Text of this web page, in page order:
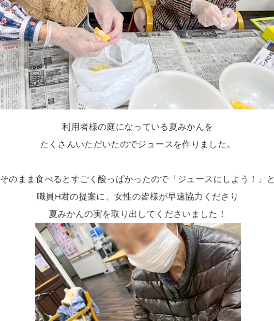
利用者様の庭になっている夏みかんを
たくさんいただいたのでジュースを作りました。
そのまま食べるとすごく酸っぱかったので「ジュースにしよう！」と
職員H君の提案に、女性の皆様が早速協力くださり
夏みかんの実を取り出してくださいました！